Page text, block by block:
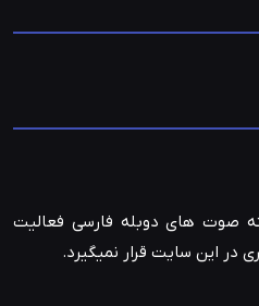
صوت های دوبله فارسی فعالیت
در این سایت قرار نمیگیرد.